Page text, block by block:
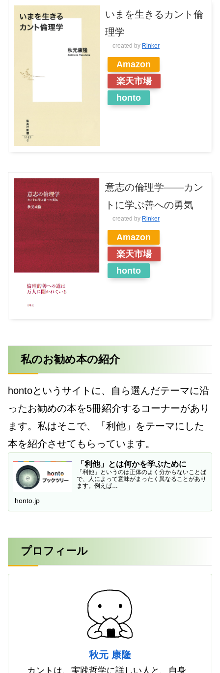
いまを生きるカント倫
理学
created by Rinker
Amazon
楽天市場
honto
意志の倫理学――カン
トに学ぶ善への勇気
created by Rinker
Amazon
楽天市場
honto
私のお勧め本の紹介
hontoというサイトに、自ら選んだテーマに沿
ったお勧めの本を5冊紹介するコーナーがあり
ます。私はそこで、「利他」をテーマにした
本を紹介させてもらっています。
「利他」とは何かを学ぶために
「利他」というのは正体のよく分からないことば
で、人によって意味がまったく異なることがあり
ます。例えば…
honto.jp
プロフィール
秋元 康隆
カントは、実践哲学に詳しい人と、自身